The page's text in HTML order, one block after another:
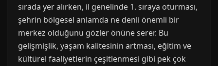
sırada yer alırken, il genelinde 1. sıraya oturması,
şehrin bölgesel anlamda ne denli önemli bir
merkez olduğunu gözler önüne serer. Bu
gelişmişlik, yaşam kalitesinin artması, eğitim ve
kültürel faaliyetlerin çeşitlenmesi gibi pek çok